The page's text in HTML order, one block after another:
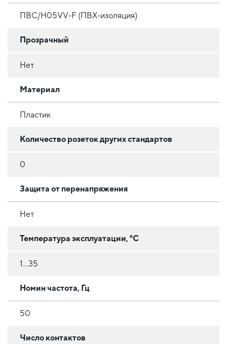
ПВС/H05VV-F (ПВХ-изоляция)
Прозрачный
Нет
Материал
Пластик
Количество розеток других стандартов
0
Защита от перенапряжения
Нет
Температура эксплуатации, °C
1...35
Номин частота, Гц
50
Число контактов